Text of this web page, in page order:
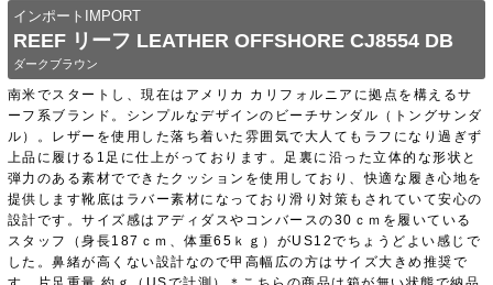
南米でスタートし、現在はアメリカ カリフォルニアに拠点を構えるサ
ーフ系ブランド。シンプルなデザインのビーチサンダル（トングサンダ
ル）。レザーを使用した落ち着いた雰囲気で大人てもラフになり過ぎず
上品に履ける1足に仕上がっております。足裏に沿った立体的な形状と
弾力のある素材でできたクッションを使用しており、快適な履き心地を
提供します靴底はラバー素材になっており滑り対策もされていて安心の
設計です。サイズ感はアディダスやコンバースの30ｃｍを履いている
スタッフ（身長187ｃｍ、体重65ｋｇ）がUS12でちょうどよい感じで
した。鼻緒が高くない設計なので甲高幅広の方はサイズ大きめ推奨で
インポートIMPORT
REEF リーフ LEATHER OFFSHORE CJ8554 DB
ダークブラウン